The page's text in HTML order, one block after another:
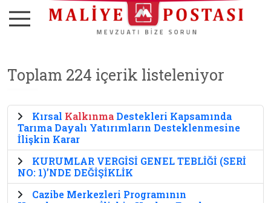
Toplam 224 içerik listeleniyor
Kırsal Kalkınma Destekleri Kapsamında
Tarıma Dayalı Yatırımların Desteklenmesine
İlişkin Karar
KURUMLAR VERGİSİ GENEL TEBLİĞİ (SERİ
NO: 1)’NDE DEĞİŞİKLİK
Cazibe Merkezleri Programının